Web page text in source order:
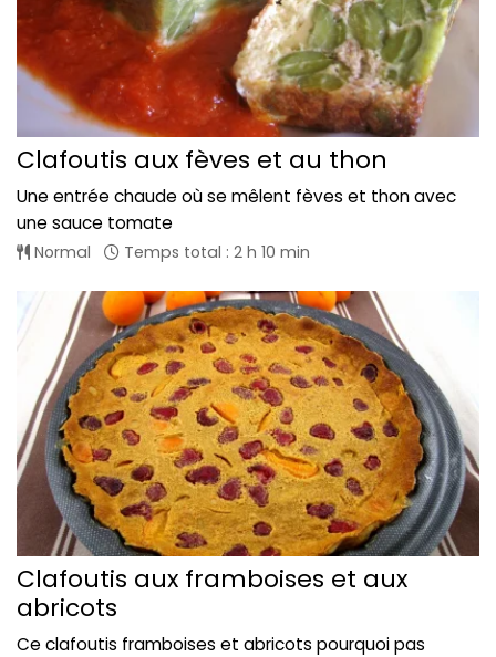
Clafoutis aux fèves et au thon
Une entrée chaude où se mêlent fèves et thon avec
une sauce tomate
Normal Temps total : 2 h 10 min
Clafoutis aux framboises et aux
abricots
Ce clafoutis framboises et abricots pourquoi pas